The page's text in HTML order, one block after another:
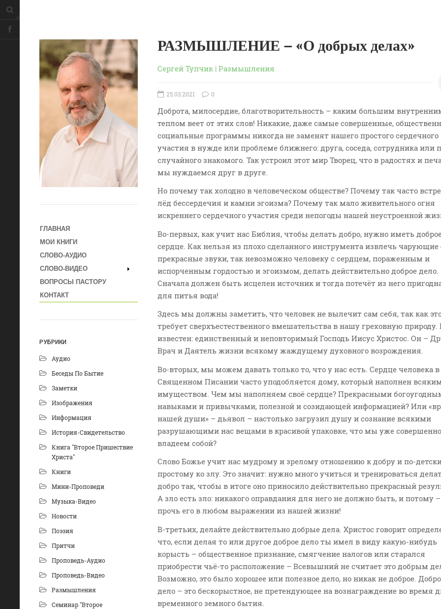
ГЛАВНАЯ
МОИ КНИГИ
СЛОВО-АУДИО
СЛОВО-ВИДЕО
ВОПРОСЫ ПАСТОРУ
КОНТАКТ
РУБРИКИ
Аудио
Беседы По Бытие
Заметки
Изображения
Информация
История-Свидетельство
Книга "Второе Пришествие
Христа"
Книги
Мини-Проповеди
Музыка-Видео
Новости
Поэзия
Притчи
Проповедь-Аудио
Проповедь-Видео
Размышления
Семинар "Второе
РАЗМЫШЛЕНИЕ – «О добрых делах»
Сергей Тупчик | Размышления
25.03.2021 0
Доброта, милосердие, благотворительность – каким большим
теплом веет от этих слов! Никакие, даже самые совершенные,
социальные программы никогда не заменят нашего простого сердечного
участия в нужде или проблеме ближнего: друга, соседа, сотрудника или
случайного знакомого. Так устроил этот мир Творец, что в радостях и
мы нуждаемся друг в друге.
Но почему так холодно в человеческом обществе? Почему так часто
лёд бессердечия и камни эгоизма? Почему так мало живительного огня
искреннего сердечного участия среди непогоды нашей неустроенной
Во-первых, как учит нас Библия, чтобы делать добро, нужно иметь
сердце. Как нельзя из плохо сделанного инструмента извлечь чарующие
прекрасные звуки, так невозможно человеку с сердцем, пораженным и
испорченным гордостью и эгоизмом, делать действительно доброе дело.
Сначала должен быть исцелен источник и тогда потечёт из него
для питья вода!
Здесь мы должны заметить, что человек не вылечит сам себя, так как
требует сверхъестественного вмешательства в нашу греховную природу.
известен: единственный и неповторимый Господь Иисус Христос. Он –
Врач и Даятель жизни всякому жаждущему духовного возрождения.
Во-вторых, мы можем давать только то, что у нас есть. Сердце человека в
Священном Писании часто уподобляется дому, который наполнен
имуществом. Чем мы наполняем своё сердце? Прекрасными
навыками и привычками, полезной и созидающей информацией? Или
нашей души» – дьявол – настолько загрузил душу и сознание всякими
разрушающими нас вещами в красивой упаковке, что мы уже
владеем собой?
Слово Божье учит нас мудрому и зрелому отношению к добру и по-
простому ко злу. Это значит: нужно много учиться и тренироваться
добро так, чтобы в итоге оно приносило действительно прекрасный
А зло есть зло: никакого оправдания для него не должно быть, и потому –
прочь его в любом выражении из нашей жизни!
В-третьих, делайте действительно добрые дела. Христос говорит
что, если делая то или другое доброе дело ты имел в виду какую-нибудь
корысть – общественное признание, смягчение налогов или старался
приобрести чьё-то расположение – Всевышний не считает это добрым
Возможно, это было хорошее или полезное дело, но никак не доброе.
дело – это бескорыстное, не претендующее на вознаграждение во время
временного земного бытия.